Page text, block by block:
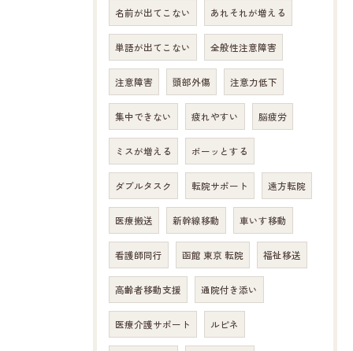
名前が出てこない あれそれが増える
単語が出てこない 全般性注意障害
注意障害 頭部外傷 注意力低下
集中できない 疲れやすい 脳疲労
ミスが増える ボーッとする
ダブルタスク 転院サポート 遠方転院
医療搬送 新幹線移動 車いす移動
看護師同行 函館 東京 転院 福祉移送
高齢者移動支援 通院付き添い
医療介護サポート ルピネ